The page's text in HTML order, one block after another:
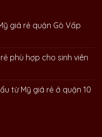
giá rẻ quận Gò Vấp
phù hợp cho sinh viên
từ Mỹ giá rẻ ở quận 10